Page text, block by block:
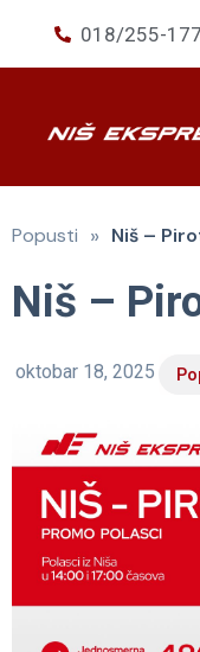
018/255-
Usluge ▾
Ekspres+
Popusti » Niš –
Niš –
oktobar 18, 2025